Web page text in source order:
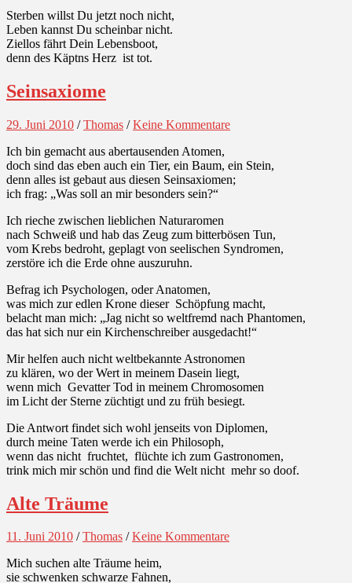
Sterben willst Du jetzt noch nicht,
Leben kannst Du scheinbar nicht.
Ziellos fährt Dein Lebensboot,
denn des Käptns Herz ist tot.
Seinsaxiome
29. Juni 2010 /Thomas /Keine Kommentare
Ich bin gemacht aus abertausenden Atomen,
doch sind das eben auch ein Tier, ein Baum, ein Stein,
denn alles ist gebaut aus diesen Seinsaxiomen;
ich frag: „Was soll an mir besonders sein?“
Ich rieche zwischen lieblichen Naturaromen
nach Schweiß und hab das Zeug zum bitterbösen Tun,
vom Krebs bedroht, geplagt von seelischen Syndromen,
zerstöre ich die Erde ohne auszuruhn.
Befrag ich Psychologen, oder Anatomen,
was mich zur edlen Krone dieser Schöpfung macht,
belacht man mich: „Jag nicht so weltfremd nach Phantomen,
das hat sich nur ein Kirchenschreiber ausgedacht!“
Mir helfen auch nicht weltbekannte Astronomen
zu klären, wo der Wert in meinem Dasein liegt,
wenn mich Gevatter Tod in meinem Chromosomen
im Licht der Sterne züchtigt und zu früh besiegt.
Die Antwort findet sich wohl jenseits von Diplomen,
durch meine Taten werde ich ein Philosoph,
wenn das nicht fruchtet, flüchte ich zum Gastronomen,
trink mich mir schön und find die Welt nicht mehr so doof.
Alte Träume
11. Juni 2010 /Thomas /Keine Kommentare
Mich suchen alte Träume heim,
sie schwenken schwarze Fahnen,